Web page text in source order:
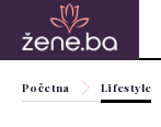
Početna Lifestyle